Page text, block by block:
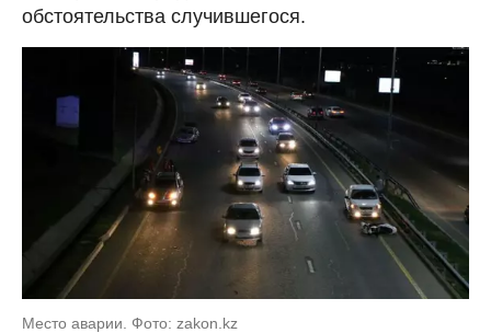
обстоятельства случившегося.
Место аварии. Фото: zakon.kz